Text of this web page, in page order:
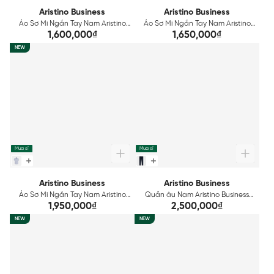
Aristino Business
Áo Sơ Mi Ngắn Tay Nam Aristino
Business Regular Fit 1SS219SAH2
1,600,000₫
Aristino Business
Áo Sơ Mi Ngắn Tay Nam Aristino
Business Regular Fit 1SS217SAH2
1,650,000₫
NEW
Mua sỉ
Aristino Business
Áo Sơ Mi Ngắn Tay Nam Aristino
Business Slim Fit 1SS210SAH2
1,950,000₫
Mua sỉ
Aristino Business
Quần âu Nam Aristino Business
Wool lông cừu 1TR0020Z
2,500,000₫
NEW NEW